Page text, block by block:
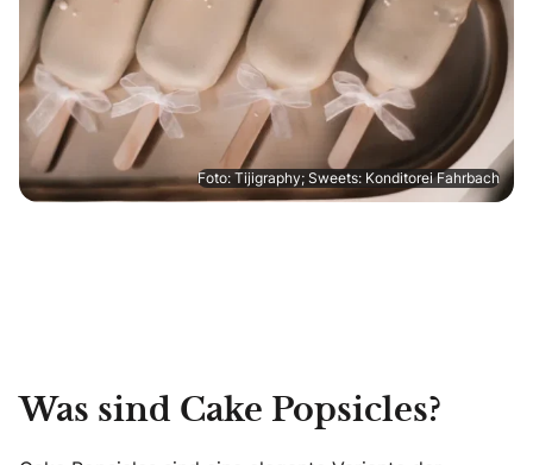
Foto: Tijigraphy; Sweets: Konditorei Fahrbach
Was sind Cake Popsicles?